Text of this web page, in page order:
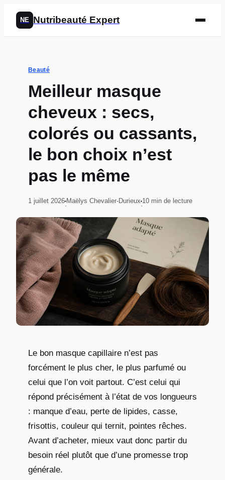
NE Nutribeauté Expert
Beauté
Meilleur masque
cheveux : secs,
colorés ou cassants,
le bon choix n’est
pas le même
1 juillet 2026
·
Maëlys Chevalier-Durieux
·
10 min de lecture
Le bon masque capillaire n’est pas
forcément le plus cher, le plus parfumé ou
celui que l’on voit partout. C’est celui qui
répond précisément à l’état de vos longueurs
: manque d’eau, perte de lipides, casse,
frisottis, couleur qui ternit, pointes rêches.
Avant d’acheter, mieux vaut donc partir du
besoin réel plutôt que d’une promesse trop
générale.